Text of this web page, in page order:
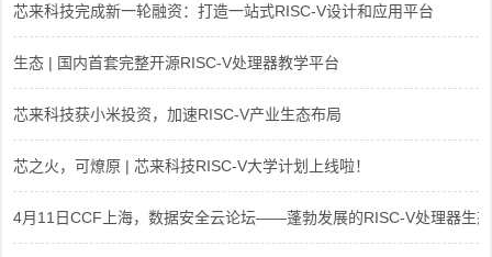
芯来科技完成新一轮融资：打造一站式RISC-V设计和应用平台
生态 | 国内首套完整开源RISC-V处理器教学平台
芯来科技获小米投资，加速RISC-V产业生态布局
芯之火，可燎原 | 芯来科技RISC-V大学计划上线啦！
4月11日CCF上海，数据安全云论坛——蓬勃发展的RISC-V处理器生态